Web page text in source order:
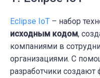
Eclipse IoT – набор
исходным кодом,
компаниями в
организациями. С
разработчики